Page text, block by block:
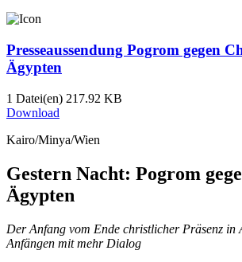
Presseaussendung Pogrom gegen
Ägypten
1 Datei(en) 217.92 KB
Download
Kairo/Minya/Wien
Gestern Nacht: Pogrom
Ägypten
Der Anfang vom Ende christlicher Präsenz in
Anfängen mit mehr Dialog